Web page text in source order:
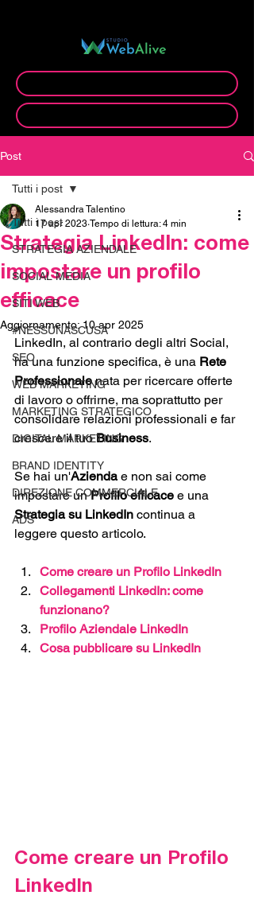
Post
Tutti i post
STRATEGIA AZIENDALE
SOCIAL MEDIA
SITI WEB
#NESSUNASCUSA
SEO
WEB MARKETING
MARKETING STRATEGICO
DIGITAL MARKETING
BRAND IDENTITY
DIREZIONE COMMERCIALE
ADS
Tutti i post
Strategia LinkedIn: come
impostare un profilo
efficace
Alessandra Talentino
17 apr 2023 Tempo di lettura: 4 min
Aggiornamento:10 apr 2025
LinkedIn, al contrario degli altri Social,
ha una funzione specifica, è una Rete
Professionale nata per ricercare offerte
di lavoro o offrirne, ma soprattutto per
consolidare relazioni professionali e far
crescere il tuo Business.
Se hai un'Azienda e non sai come
impostare un Profilo efficace e una
Strategia su LinkedIn continua a
leggere questo articolo.
Come creare un Profilo LinkedIn
Collegamenti LinkedIn: come
funzionano?
Profilo Aziendale LinkedIn
Cosa pubblicare su LinkedIn
Come creare un Profilo
LinkedIn